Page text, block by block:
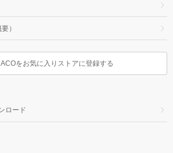
）
をお気に入りストアに登録する
ロード